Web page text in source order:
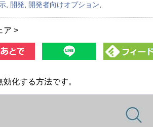
開発 開発者向けオプション
ア >
化する方法です。